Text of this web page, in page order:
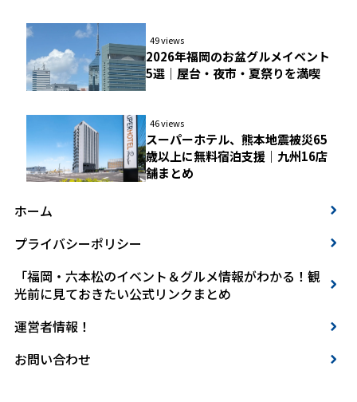
49 views
2026年福岡のお盆グルメイベント
5選｜屋台・夜市・夏祭りを満喫
46 views
スーパーホテル、熊本地震被災65
歳以上に無料宿泊支援｜九州16店
舗まとめ
ホーム
プライバシーポリシー
「福岡・六本松のイベント＆グルメ情報がわかる！観
光前に見ておきたい公式リンクまとめ
運営者情報！
お問い合わせ